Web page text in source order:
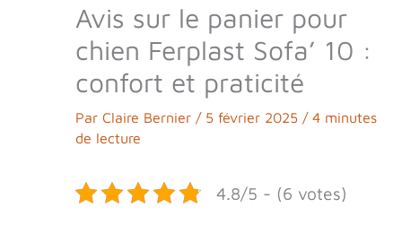
Avis sur le panier pour
chien Ferplast Sofa’ 10 :
confort et praticité
Par Claire Bernier / 5 février 2025 / 4 minutes
de lecture
4.8/5 - (6 votes)